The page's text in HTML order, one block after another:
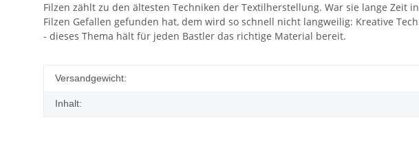
Filzen zählt zu den ältesten Techniken der Textilherstellung. War sie lange Zeit
Filzen Gefallen gefunden hat, dem wird so schnell nicht langweilig: Kreative
- dieses Thema hält für jeden Bastler das richtige Material bereit.
Versandgewicht:
Inhalt: